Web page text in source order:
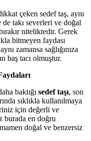
çeken sedef taş, aynı
takı severleri ve doğal
niteliktedir. Gerek
bitmeyen faydası
zamansa sağlığınıza
baş tacı olmuştur.
baktığı sedef taşı, son
sıklıkla kullanılmaya
için değerli ve
burada en doğru
doğal ve benzersiz